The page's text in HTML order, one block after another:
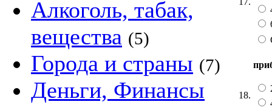
Алкоголь, табак,
вещества (5)
Города и страны (7)
Деньги, Финансы 18.